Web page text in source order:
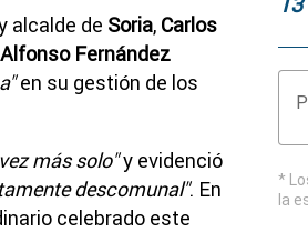
alcalde de Soria, Carlos
Alfonso Fernández
en su gestión de los
más solo"y evidenció
descomunal". En
celebrado este
*
la